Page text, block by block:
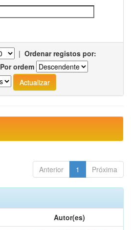
| Ordenar registos por:
Por ordem
Anterior 1 Próxima
Autor(es)